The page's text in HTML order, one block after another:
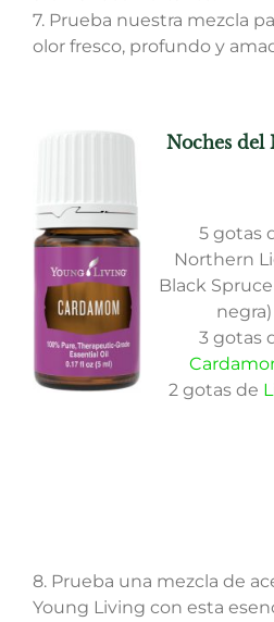
7. Prueba nuestra mezcla
olor fresco, profundo y
Noches del
5 gotas
Northern
Black
negra)
3 gotas
2 gotas de
8. Prueba una mezcla de
Young Living con esta